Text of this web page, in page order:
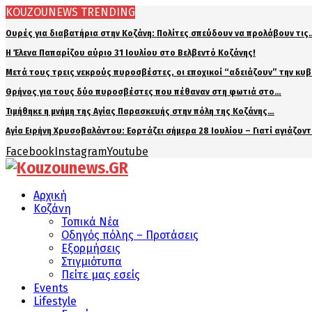
KOUZOUNEWS TRENDING
Ουρές για διαβατήρια στην Κοζάνη: Πολίτες σπεύδουν να προλάβουν
Η Έλενα Παπαρίζου αύριο 31 Ιουλίου στο Βελβεντό Κοζάνης!
Μετά τους τρεις νεκρούς πυροσβέστες, οι εποχικοί “αδειάζουν” την
Θρήνος για τους δύο πυροσβέστες που πέθαναν στη φωτιά στο…
Τιμήθηκε η μνήμη της Αγίας Παρασκευής στην πόλη της Κοζάνης…
Αγία Ειρήνη Χρυσοβαλάντου: Εορτάζει σήμερα 28 Ιουλίου – Γιατί
FacebookInstagramYoutube
Αρχική
Κοζάνη
Τοπικά Νέα
Οδηγός πόλης – Προτάσεις
Εξορμήσεις
Στιγμιότυπα
Πείτε μας εσείς
Events
Lifestyle